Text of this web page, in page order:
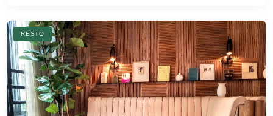
RESTO